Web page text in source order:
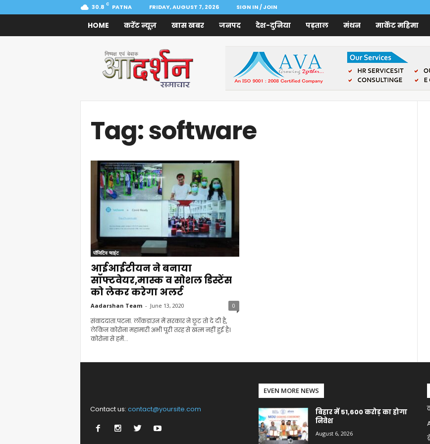
30.8 C PATNA FRIDAY, AUGUST 7, 2026 SIGN IN / JOIN
HOME करेंट न्यूज़ खास खबर जनपद देश-दुनिया पड़ताल मंथन मार्केट महिमा
Samachar
Tag: software
पॉजिटिव प्वाइंट
आईआईटीयन ने बनाया
सॉफ्टवेयर,मास्क व सोशल डिस्टेंस
को लेकर करेगा अलर्ट
Aadarshan Team - June 13, 2020 0
संवाददाता.पटना. लॉकडाउन में सरकार ने छूट तो दे दी है,
लेकिन कोरोना महामारी अभी पूरी तरह से खत्म नहीं हुई है।
कोरोना से हमें...
Contact us: contact@yoursite.com
EVEN MORE NEWS
बिहार में 51,600 करोड़ का होगा
निवेश
August 6, 2026